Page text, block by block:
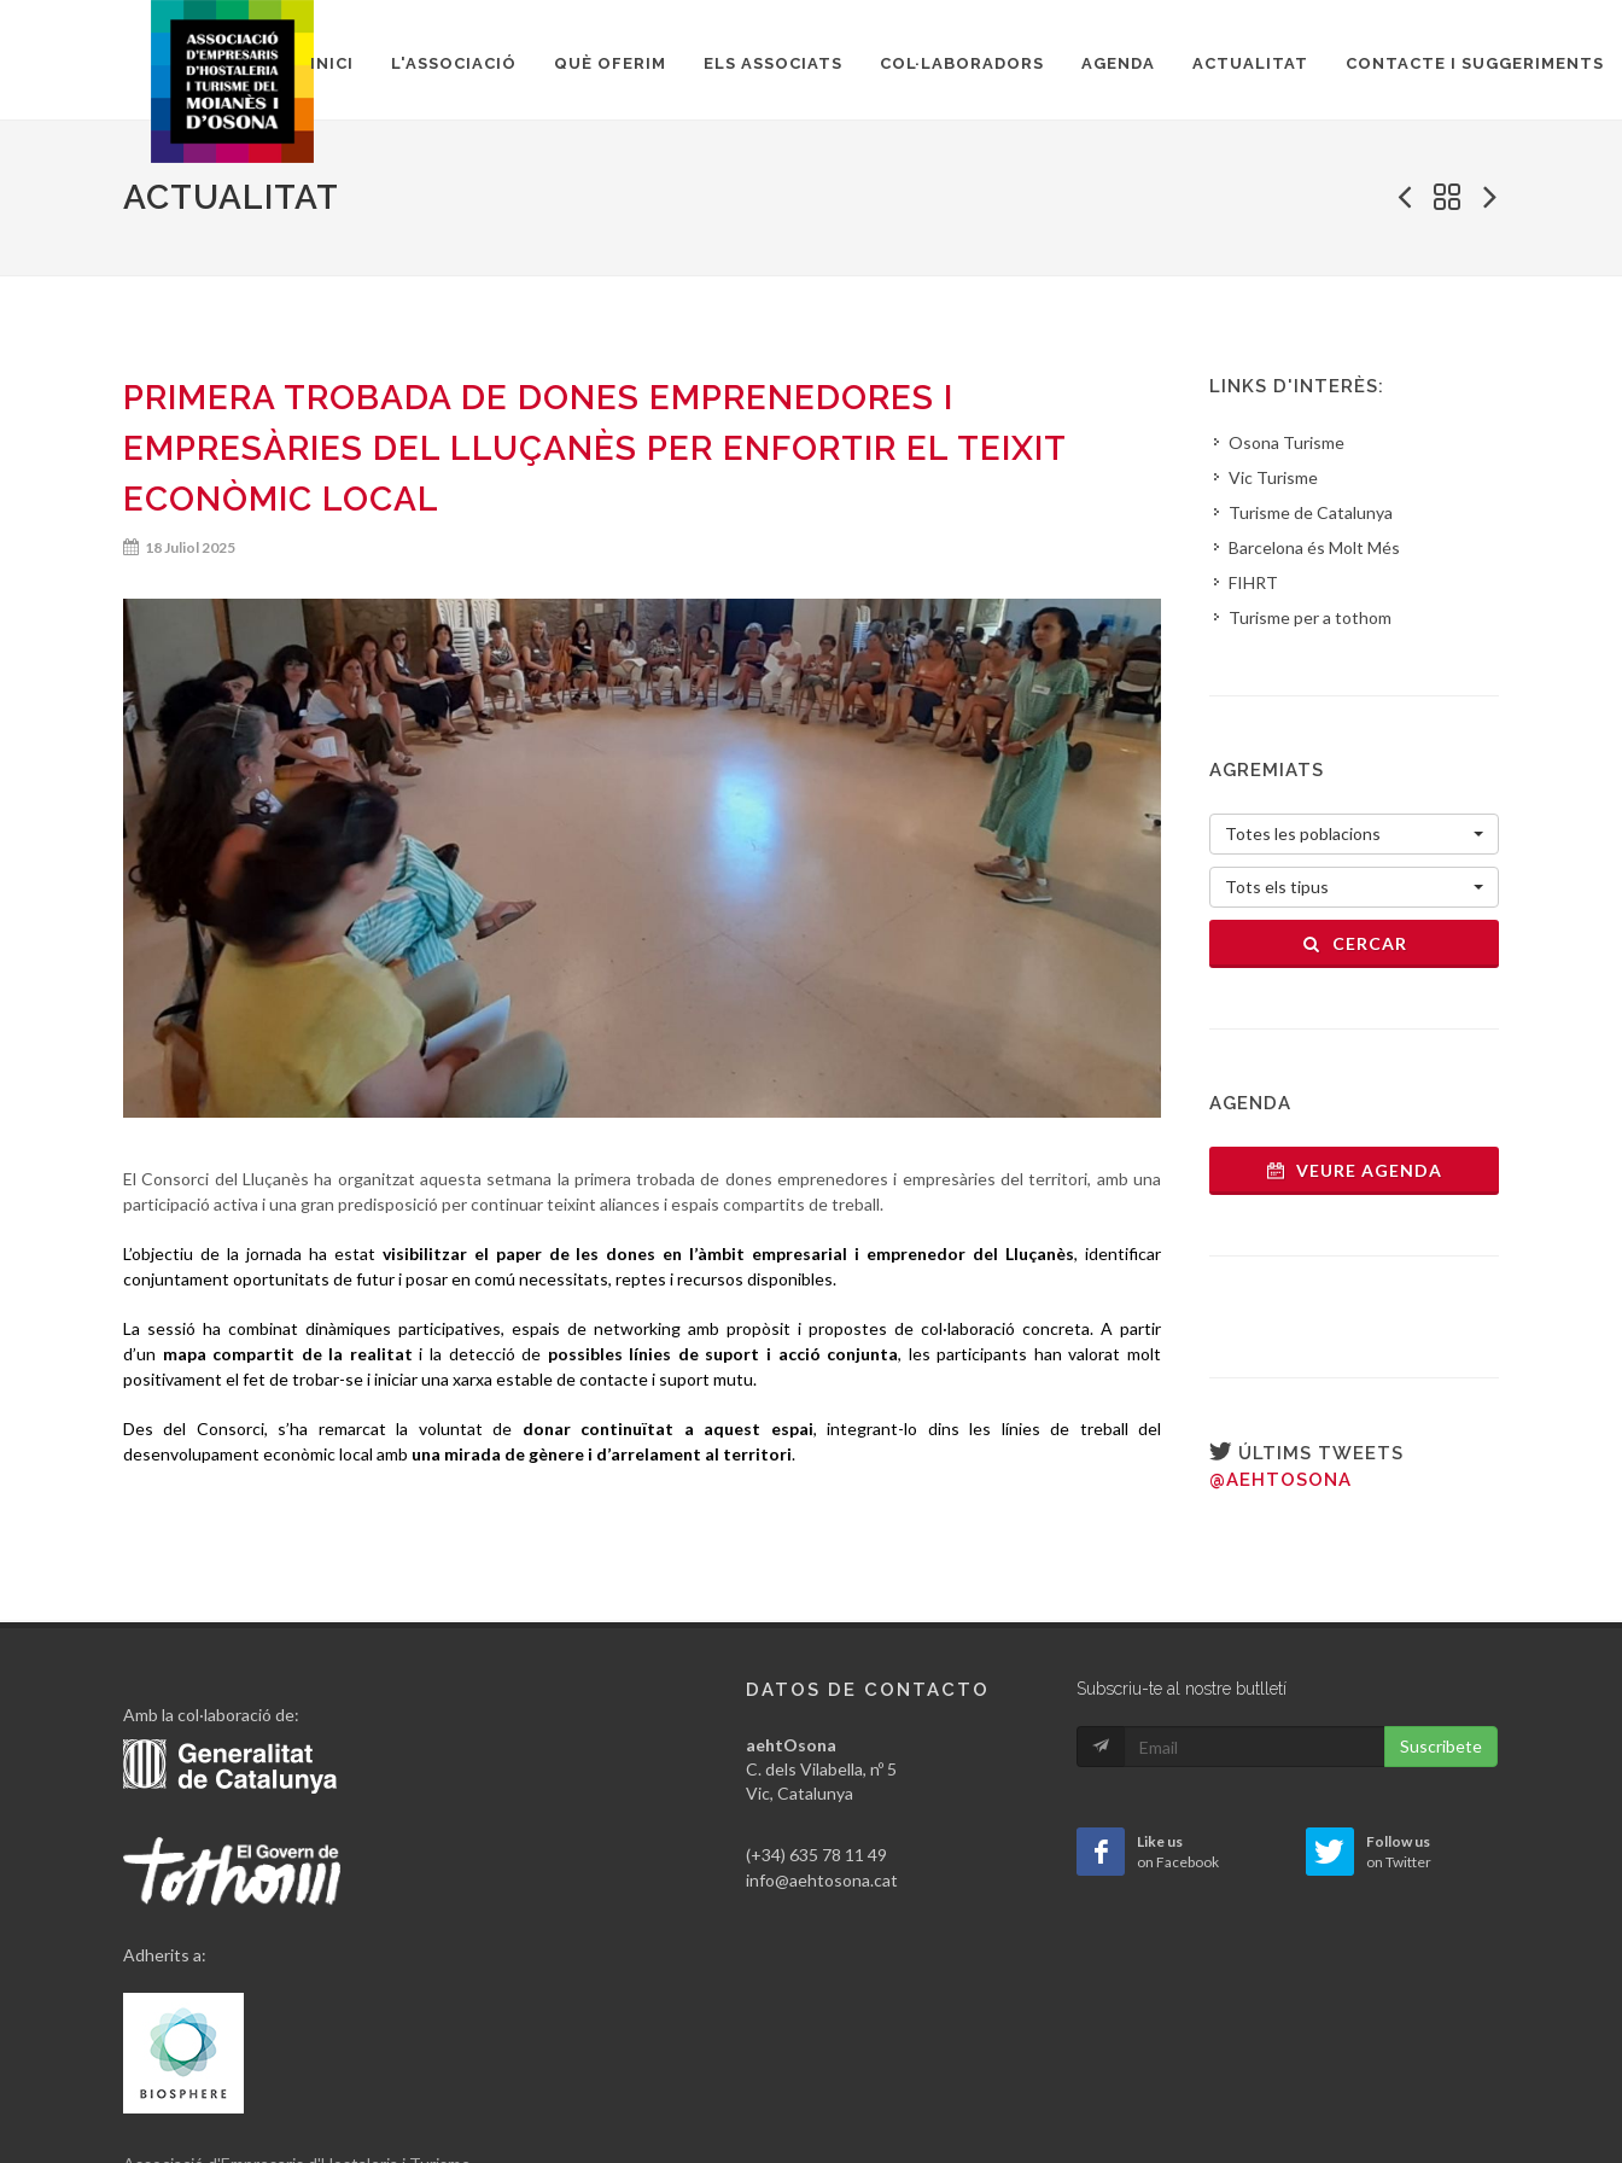
INICI L'ASSOCIACIÓ QUÈ OFERIM ELS ASSOCIATS COL·LABORADORS AGENDA ACTUALITAT CONTACTE I SUGGERIMENTS
ACTUALITAT
PRIMERA TROBADA DE DONES EMPRENEDORES I
EMPRESÀRIES DEL LLUÇANÈS PER ENFORTIR EL TEIXIT
ECONÒMIC LOCAL
18 Juliol 2025
El Consorci del Lluçanès ha organitzat aquesta setmana la primera trobada de dones emprenedores i empresàries del territori, amb una
participació activa i una gran predisposició per continuar teixint aliances i espais compartits de treball.
L’objectiu de la jornada ha estat visibilitzar el paper de les dones en l’àmbit empresarial i emprenedor del Lluçanès, identificar
conjuntament oportunitats de futur i posar en comú necessitats, reptes i recursos disponibles.
La sessió ha combinat dinàmiques participatives, espais de networking amb propòsit i propostes de col·laboració concreta. A partir
d’un mapa compartit de la realitat i la detecció de possibles línies de suport i acció conjunta, les participants han valorat molt
positivament el fet de trobar-se i iniciar una xarxa estable de contacte i suport mutu.
Des del Consorci, s’ha remarcat la voluntat de donar continuïtat a aquest espai, integrant-lo dins les línies de treball del
desenvolupament econòmic local amb una mirada de gènere i d’arrelament al territori.
LINKS D'INTERÈS:
Osona Turisme
Vic Turisme
Turisme de Catalunya
Barcelona és Molt Més
FIHRT
Turisme per a tothom
AGREMIATS
Totes les poblacions
Tots els tipus
CERCAR
AGENDA
VEURE AGENDA
ÚLTIMS TWEETS
@AEHTOSONA
Amb la col·laboració de:
Adherits a:
DATOS DE CONTACTO
aehtOsona
C. dels Vilabella, nº 5
Vic, Catalunya
(+34) 635 78 11 49
info@aehtosona.cat
Subscriu-te al nostre butlletí
Suscribete
Like us
on Facebook
Follow us
on Twitter